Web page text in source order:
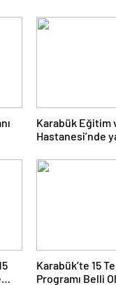
Karabük Eğitim
Hastanesi’nde
Karabük’te 15
Programı Belli